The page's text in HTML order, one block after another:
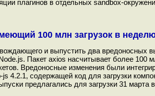
плагинов в отдельных sandbox-
100 млн загрузок в
и выпустить два вредоносных
Пакет axios насчитывает более 100
Вредоносные изменения были
4.2.1, содержащей код для загрузки
предлагались для загрузки 31 марта